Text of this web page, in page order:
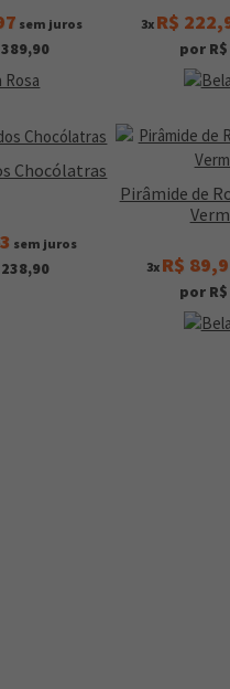
sem juros 3x R$
por
Chocólatras
sem juros
Pirâmide de
3x R$
por